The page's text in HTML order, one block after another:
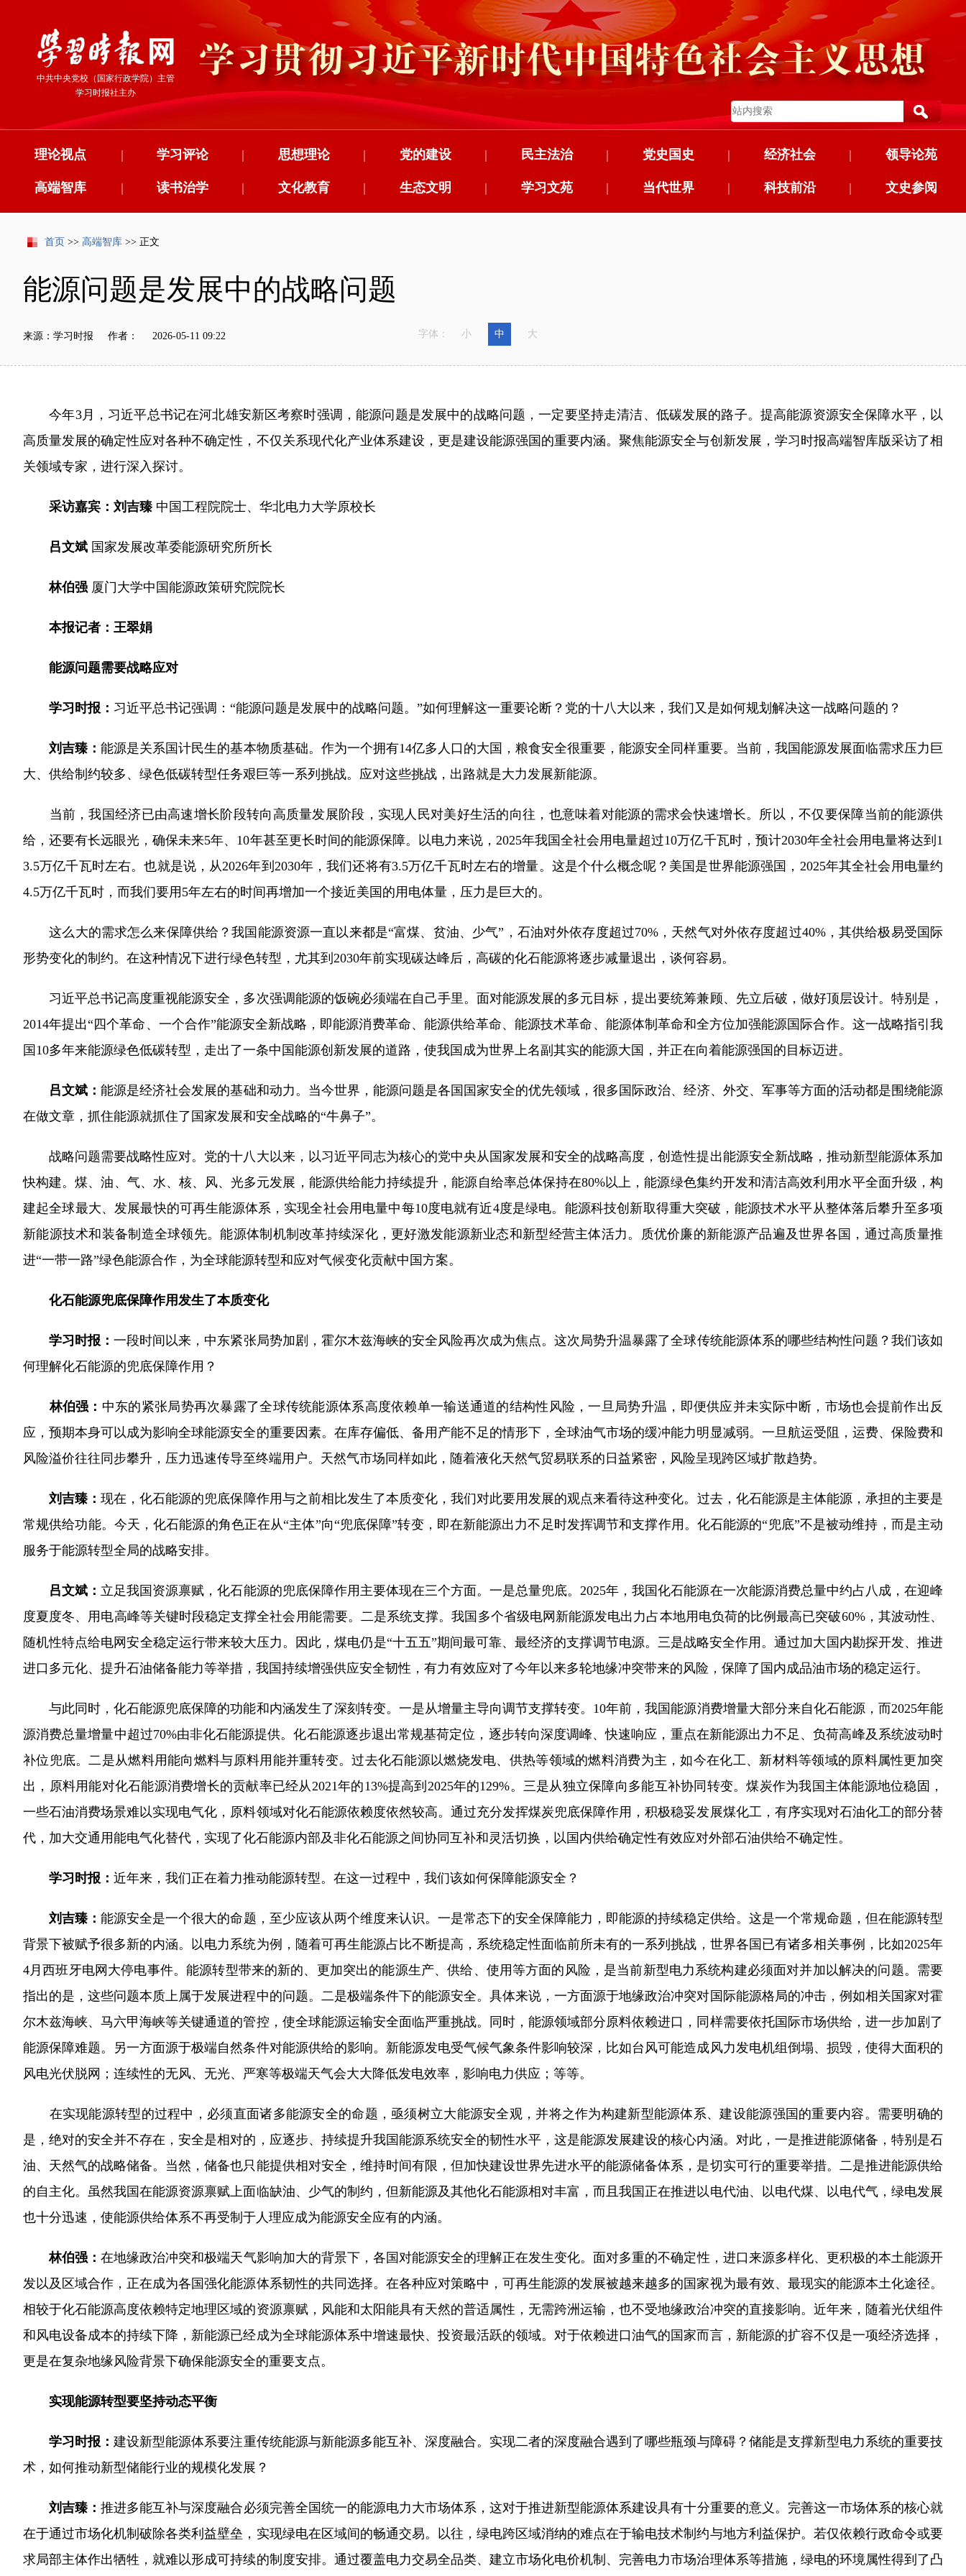
中共中央党校（国家行政学院）主管
学习时报社主办
理论视点 学习评论
| 思想理论
| 党的建设
| 民主法治
| 党史国史
| 经济社会
| 领导论苑
|
高端智库 读书治学
| 文化教育
| 生态文明
| 学习文苑
| 当代世界
| 科技前沿
| 文史参阅
|
首页 >> 高端智库 >> 正文
能源问题是发展中的战略问题
来源：学习时报 作者： 2026-05-11 09:22 字体： 小 中 大
今年3月，习近平总书记在河北雄安新区考察时强调，能源问题是发展中的战略问题，一定要坚持走清洁、低碳发展的路子。提高能源资源安全保障水平，以
高质量发展的确定性应对各种不确定性，不仅关系现代化产业体系建设，更是建设能源强国的重要内涵。聚焦能源安全与创新发展，学习时报高端智库版采访了相
关领域专家，进行深入探讨。
采访嘉宾：刘吉臻中国工程院院士、华北电力大学原校长
吕文斌 国家发展改革委能源研究所所长
林伯强 厦门大学中国能源政策研究院院长
本报记者：王翠娟
能源问题需要战略应对
学习时报： 习近平总书记强调：“能源问题是发展中的战略问题。”如何理解这一重要论断？党的十八大以来，我们又是如何规划解决这一战略问题的？
刘吉臻：能源是关系国计民生的基本物质基础。作为一个拥有14亿多人口的大国，粮食安全很重要，能源安全同样重要。当前，我国能源发展面临需求压力巨
大、供给制约较多、绿色低碳转型任务艰巨等一系列挑战。应对这些挑战，出路就是大力发展新能源。
当前，我国经济已由高速增长阶段转向高质量发展阶段，实现人民对美好生活的向往，也意味着对能源的需求会快速增长。所以，不仅要保障当前的能源供
给，还要有长远眼光，确保未来5年、10年甚至更长时间的能源保障。以电力来说，2025年我国全社会用电量超过10万亿千瓦时，预计2030年全社会用电量将达到1
3.5万亿千瓦时左右。也就是说，从2026年到2030年，我们还将有3.5万亿千瓦时左右的增量。这是个什么概念呢？美国是世界能源强国，2025年其全社会用电量约
4.5万亿千瓦时，而我们要用5年左右的时间再增加一个接近美国的用电体量，压力是巨大的。
这么大的需求怎么来保障供给？我国能源资源一直以来都是“富煤、贫油、少气”，石油对外依存度超过70%，天然气对外依存度超过40%，其供给极易受国际
形势变化的制约。在这种情况下进行绿色转型，尤其到2030年前实现碳达峰后，高碳的化石能源将逐步减量退出，谈何容易。
习近平总书记高度重视能源安全，多次强调能源的饭碗必须端在自己手里。面对能源发展的多元目标，提出要统筹兼顾、先立后破，做好顶层设计。特别是，
2014年提出“四个革命、一个合作”能源安全新战略，即能源消费革命、能源供给革命、能源技术革命、能源体制革命和全方位加强能源国际合作。这一战略指引我
国10多年来能源绿色低碳转型，走出了一条中国能源创新发展的道路，使我国成为世界上名副其实的能源大国，并正在向着能源强国的目标迈进。
吕文斌：能源是经济社会发展的基础和动力。当今世界，能源问题是各国国家安全的优先领域，很多国际政治、经济、外交、军事等方面的活动都是围绕能源
在做文章，抓住能源就抓住了国家发展和安全战略的“牛鼻子”。
战略问题需要战略性应对。党的十八大以来，以习近平同志为核心的党中央从国家发展和安全的战略高度，创造性提出能源安全新战略，推动新型能源体系加
快构建。煤、油、气、水、核、风、光多元发展，能源供给能力持续提升，能源自给率总体保持在80%以上，能源绿色集约开发和清洁高效利用水平全面升级，构
建起全球最大、发展最快的可再生能源体系，实现全社会用电量中每10度电就有近4度是绿电。能源科技创新取得重大突破，能源技术水平从整体落后攀升至多项
新能源技术和装备制造全球领先。能源体制机制改革持续深化，更好激发能源新业态和新型经营主体活力。质优价廉的新能源产品遍及世界各国，通过高质量推
进“一带一路”绿色能源合作，为全球能源转型和应对气候变化贡献中国方案。
化石能源兜底保障作用发生了本质变化
学习时报：一段时间以来，中东紧张局势加剧，霍尔木兹海峡的安全风险再次成为焦点。这次局势升温暴露了全球传统能源体系的哪些结构性问题？我们该如
何理解化石能源的兜底保障作用？
林伯强： 中东的紧张局势再次暴露了全球传统能源体系高度依赖单一输送通道的结构性风险，一旦局势升温，即便供应并未实际中断，市场也会提前作出反
应，预期本身可以成为影响全球能源安全的重要因素。在库存偏低、备用产能不足的情形下，全球油气市场的缓冲能力明显减弱。一旦航运受阻，运费、保险费和
风险溢价往往同步攀升，压力迅速传导至终端用户。天然气市场同样如此，随着液化天然气贸易联系的日益紧密，风险呈现跨区域扩散趋势。
刘吉臻：现在，化石能源的兜底保障作用与之前相比发生了本质变化，我们对此要用发展的观点来看待这种变化。过去，化石能源是主体能源，承担的主要是
常规供给功能。今天，化石能源的角色正在从“主体”向“兜底保障”转变，即在新能源出力不足时发挥调节和支撑作用。化石能源的“兜底”不是被动维持，而是主动
服务于能源转型全局的战略安排。
吕文斌： 立足我国资源禀赋，化石能源的兜底保障作用主要体现在三个方面。一是总量兜底。2025年，我国化石能源在一次能源消费总量中约占八成，在迎峰
度夏度冬、用电高峰等关键时段稳定支撑全社会用能需要。二是系统支撑。我国多个省级电网新能源发电出力占本地用电负荷的比例最高已突破60%，其波动性、
随机性特点给电网安全稳定运行带来较大压力。因此，煤电仍是“十五五”期间最可靠、最经济的支撑调节电源。三是战略安全作用。通过加大国内勘探开发、推进
进口多元化、提升石油储备能力等举措，我国持续增强供应安全韧性，有力有效应对了今年以来多轮地缘冲突带来的风险，保障了国内成品油市场的稳定运行。
与此同时，化石能源兜底保障的功能和内涵发生了深刻转变。一是从增量主导向调节支撑转变。10年前，我国能源消费增量大部分来自化石能源，而2025年能
源消费总量增量中超过70%由非化石能源提供。化石能源逐步退出常规基荷定位，逐步转向深度调峰、快速响应，重点在新能源出力不足、负荷高峰及系统波动时
补位兜底。二是从燃料用能向燃料与原料用能并重转变。过去化石能源以燃烧发电、供热等领域的燃料消费为主，如今在化工、新材料等领域的原料属性更加突
出，原料用能对化石能源消费增长的贡献率已经从2021年的13%提高到2025年的129%。三是从独立保障向多能互补协同转变。煤炭作为我国主体能源地位稳固，
一些石油消费场景难以实现电气化，原料领域对化石能源依赖度依然较高。通过充分发挥煤炭兜底保障作用，积极稳妥发展煤化工，有序实现对石油化工的部分替
代，加大交通用能电气化替代，实现了化石能源内部及非化石能源之间协同互补和灵活切换，以国内供给确定性有效应对外部石油供给不确定性。
学习时报： 近年来，我们正在着力推动能源转型。在这一过程中，我们该如何保障能源安全？
刘吉臻：能源安全是一个很大的命题，至少应该从两个维度来认识。一是常态下的安全保障能力，即能源的持续稳定供给。这是一个常规命题，但在能源转型
背景下被赋予很多新的内涵。以电力系统为例，随着可再生能源占比不断提高，系统稳定性面临前所未有的一系列挑战，世界各国已有诸多相关事例，比如2025年
4月西班牙电网大停电事件。能源转型带来的新的、更加突出的能源生产、供给、使用等方面的风险，是当前新型电力系统构建必须面对并加以解决的问题。需要
指出的是，这些问题本质上属于发展进程中的问题。二是极端条件下的能源安全。具体来说，一方面源于地缘政治冲突对国际能源格局的冲击，例如相关国家对霍
尔木兹海峡、马六甲海峡等关键通道的管控，使全球能源运输安全面临严重挑战。同时，能源领域部分原料依赖进口，同样需要依托国际市场供给，进一步加剧了
能源保障难题。另一方面源于极端自然条件对能源供给的影响。新能源发电受气候气象条件影响较深，比如台风可能造成风力发电机组倒塌、损毁，使得大面积的
风电光伏脱网；连续性的无风、无光、严寒等极端天气会大大降低发电效率，影响电力供应；等等。
在实现能源转型的过程中，必须直面诸多能源安全的命题，亟须树立大能源安全观，并将之作为构建新型能源体系、建设能源强国的重要内容。需要明确的
是，绝对的安全并不存在，安全是相对的，应逐步、持续提升我国能源系统安全的韧性水平，这是能源发展建设的核心内涵。对此，一是推进能源储备，特别是石
油、天然气的战略储备。当然，储备也只能提供相对安全，维持时间有限，但加快建设世界先进水平的能源储备体系，是切实可行的重要举措。二是推进能源供给
的自主化。虽然我国在能源资源禀赋上面临缺油、少气的制约，但新能源及其他化石能源相对丰富，而且我国正在推进以电代油、以电代煤、以电代气，绿电发展
也十分迅速，使能源供给体系不再受制于人理应成为能源安全应有的内涵。
林伯强：在地缘政治冲突和极端天气影响加大的背景下，各国对能源安全的理解正在发生变化。面对多重的不确定性，进口来源多样化、更积极的本土能源开
发以及区域合作，正在成为各国强化能源体系韧性的共同选择。在各种应对策略中，可再生能源的发展被越来越多的国家视为最有效、最现实的能源本土化途径。
相较于化石能源高度依赖特定地理区域的资源禀赋，风能和太阳能具有天然的普适属性，无需跨洲运输，也不受地缘政治冲突的直接影响。近年来，随着光伏组件
和风电设备成本的持续下降，新能源已经成为全球能源体系中增速最快、投资最活跃的领域。对于依赖进口油气的国家而言，新能源的扩容不仅是一项经济选择，
更是在复杂地缘风险背景下确保能源安全的重要支点。
实现能源转型要坚持动态平衡
学习时报：建设新型能源体系要注重传统能源与新能源多能互补、深度融合。实现二者的深度融合遇到了哪些瓶颈与障碍？储能是支撑新型电力系统的重要技
术，如何推动新型储能行业的规模化发展？
刘吉臻：推进多能互补与深度融合必须完善全国统一的能源电力大市场体系，这对于推进新型能源体系建设具有十分重要的意义。完善这一市场体系的核心就
在于通过市场化机制破除各类利益壁垒，实现绿电在区域间的畅通交易。以往，绿电跨区域消纳的难点在于输电技术制约与地方利益保护。若仅依赖行政命令或要
求局部主体作出牺牲，就难以形成可持续的制度安排。通过覆盖电力交易全品类、建立市场化电价机制、完善电力市场治理体系等措施，绿电的环境属性得到了凸